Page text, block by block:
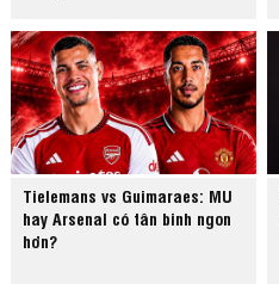
Tielemans vs Guimaraes: MU
hay Arsenal có tân binh ngon
hơn?